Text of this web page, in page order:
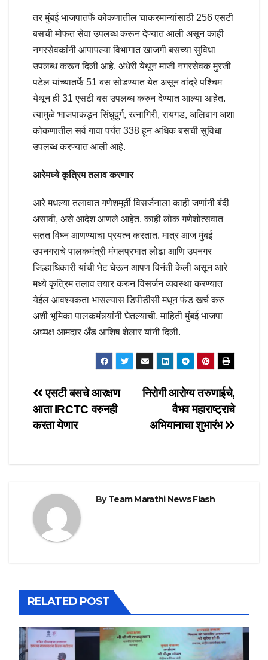
तर मुंबई भाजपातर्फे कोकणातील चाकरमान्यांसाठी 256 एसटी
बसची मोफत सेवा उपलब्ध करून देण्यात आली असून काही
नगरसेवकांनी आपापल्या विभागात खाजगी बसच्या सुविधा
उपलब्ध करून दिली आहे. अंधेरी येथून माजी नगरसेवक मुरजी
पटेल यांच्यातर्फे 51 बस सोडण्यात येत असून वांद्रे पश्चिम
येथून ही 31 एसटी बस उपलब्ध करुन देण्यात आल्या आहेत.
त्यामुळे भाजपाकडून सिंधुदुर्ग, रत्नागिरी, रायगड, अलिबाग अशा
कोकणातील सर्व गावा पर्यंत 338 हून अधिक बसची सुविधा
उपलब्ध करण्यात आली आहे.
आरेमध्ये कृत्रिम तलाव करणार
आरे मधल्या तलावात गणेशमूर्ती विसर्जनाला काही जणांनी बंदी
असावी, असे आदेश आणले आहेत. काही लोक गणेशोत्सवात
सतत विघ्न आणण्याचा प्रयत्न करतात. मात्र आज मुंबई
उपनगराचे पालकमंत्री मंगलप्रभात लोढा आणि उपनगर
जिल्हाधिकारी यांची भेट घेऊन आपण विनंती केली असून आरे
मध्ये कृत्रिम तलाव तयार करुन विसर्जन व्यवस्था करण्यात
येईल आवश्यकता भासल्यास डिपीडीसी मधून फंड खर्च करु
अशी भूमिका पालकमंत्र्यांनी घेतल्याची, माहिती मुंबई भाजपा
अध्यक्ष आमदार अँड आशिष शेलार यांनी दिली.
Post
navigation
निरोगी आरोग्य तरुणाईचे,
वैभव महाराष्ट्राचे
अभियानाचा शुभारंभ
एसटी बसचे आरक्षण
आता IRCTC वरुनही
करता येणार
ByTeam Marathi News Flash
RELATED POST